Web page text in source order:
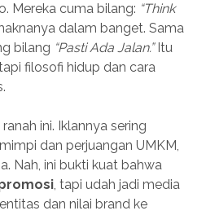
Mereka cuma bilang: “Think
dalam banget. Sama
bilang “Pasti Ada Jalan.”Itu
filosofi hidup dan cara
ini. Iklannya sering
dan perjuangan UMKM,
Nah, ini bukti kuat bahwa
, tapi udah jadi media
dan nilai brand ke